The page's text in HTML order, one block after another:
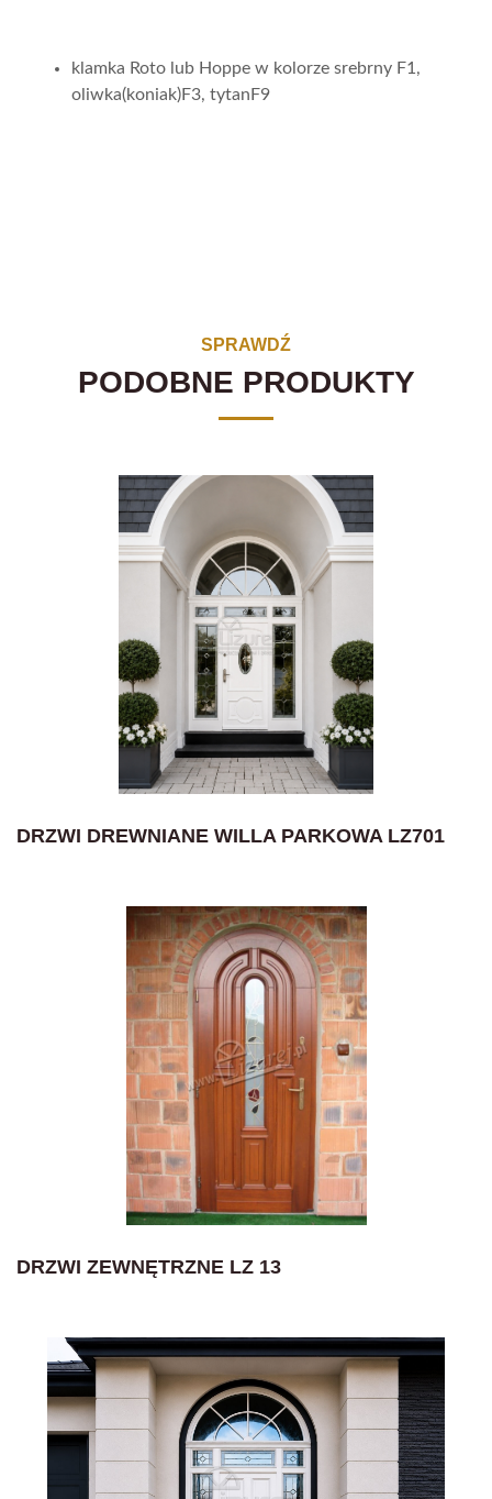
klamka Roto lub Hoppe w kolorze srebrny F1,
oliwka(koniak)F3, tytanF9
SPRAWDŹ
PODOBNE PRODUKTY
DRZWI DREWNIANE WILLA PARKOWA LZ701
DRZWI ZEWNĘTRZNE LZ 13